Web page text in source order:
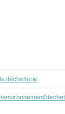
déchetterie
environnement/